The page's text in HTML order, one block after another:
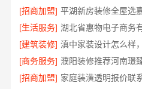
[招商加盟] 平湖新房装修全屋选
[生活服务]
[建筑装修] 滇中家装设计怎么样
[商务服务] 濮阳装修推荐河南璟
[招商加盟]